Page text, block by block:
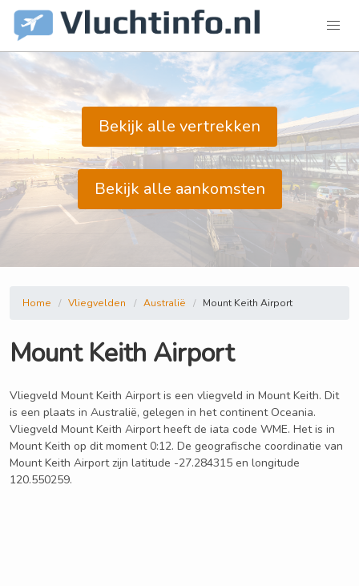
Bekijk alle vertrekken
Bekijk alle aankomsten
Home Vliegvelden Australië Mount Keith Airport
Mount Keith Airport
Vliegveld Mount Keith Airport is een vliegveld in Mount Keith. Dit
is een plaats in Australië, gelegen in het continent Oceania.
Vliegveld Mount Keith Airport heeft de iata code WME. Het is in
Mount Keith op dit moment 0:12. De geografische coordinatie van
Mount Keith Airport zijn latitude -27.284315 en longitude
120.550259.